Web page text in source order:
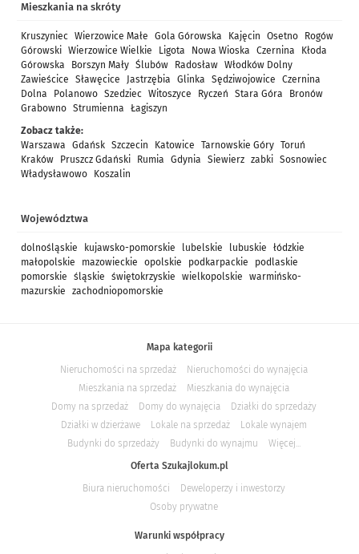
Mieszkania na skróty
Kruszyniec Wierzowice Małe Gola Górowska Kajęcin Osetno
Rogów
Górowski Wierzowice Wielkie Ligota Nowa Wioska Czernina
Kłoda
Górowska
Borszyn Mały Ślubów Radosław Włodków Dolny
Zawieścice
Sławęcice Jastrzębia Glinka Sędziwojowice
Czernina
Dolna
Polanowo Szedziec Witoszyce Ryczeń Stara Góra
Bronów
Grabowno Strumienna
Łagiszyn
Zobacz także:
Warszawa
Gdańsk Szczecin Katowice Tarnowskie Góry Toruń
Kraków
Pruszcz Gdański Rumia Gdynia Siewierz zabki Sosnowiec
Władysławowo
Koszalin
Województwa
dolnośląskie kujawsko-pomorskie lubelskie lubuskie
łódzkie
małopolskie
mazowieckie opolskie podkarpackie
podlaskie
pomorskie
śląskie świętokrzyskie wielkopolskie
warmińsko-
mazurskie
zachodniopomorskie
Mapa kategorii
Nieruchomości na sprzedaż
Nieruchomości do wynajęcia
Mieszkania na sprzedaż
Mieszkania do wynajęcia
Domy na sprzedaż
Domy do wynajęcia
Działki do sprzedaży
Działki w dzierżawe
Lokale na sprzedaż
Lokale wynajem
Budynki do sprzedaży
Budynki do wynajmu
Więcej...
Oferta Szukajlokum.pl
Biura nieruchomości
Deweloperzy i inwestorzy
Osoby prywatne
Warunki współpracy